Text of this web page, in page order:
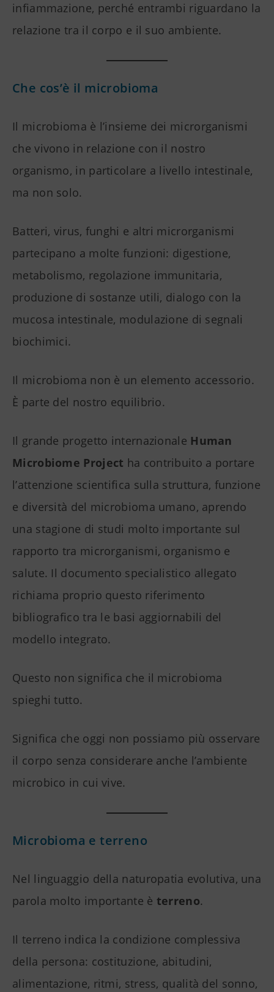
infiammazione, perché entrambi riguardano la
relazione tra il corpo e il suo ambiente.
Che cos’è il microbioma
Il microbioma è l’insieme dei microrganismi
che vivono in relazione con il nostro
organismo, in particolare a livello intestinale,
ma non solo.
Batteri, virus, funghi e altri microrganismi
partecipano a molte funzioni: digestione,
metabolismo, regolazione immunitaria,
produzione di sostanze utili, dialogo con la
mucosa intestinale, modulazione di segnali
biochimici.
Il microbioma non è un elemento accessorio.
È parte del nostro equilibrio.
Il grande progetto internazionale Human
Microbiome Project ha contribuito a portare
l’attenzione scientifica sulla struttura, funzione
e diversità del microbioma umano, aprendo
una stagione di studi molto importante sul
rapporto tra microrganismi, organismo e
salute. Il documento specialistico allegato
richiama proprio questo riferimento
bibliografico tra le basi aggiornabili del
modello integrato.
Questo non significa che il microbioma
spieghi tutto.
Significa che oggi non possiamo più osservare
il corpo senza considerare anche l’ambiente
microbico in cui vive.
Microbioma e terreno
Nel linguaggio della naturopatia evolutiva, una
parola molto importante è terreno.
Il terreno indica la condizione complessiva
della persona: costituzione, abitudini,
alimentazione, ritmi, stress, qualità del sonno,